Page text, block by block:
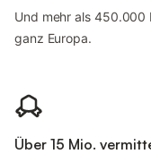
Und mehr als 450.000
ganz Europa.
Über 15 Mio.